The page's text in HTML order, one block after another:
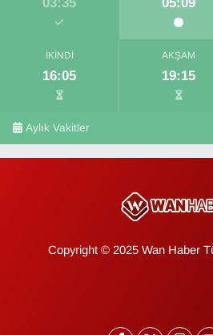
İKINDI
16:05
AKŞAM
19:15
Aylık Vakitler
Copyright © 2025 Wan Haber